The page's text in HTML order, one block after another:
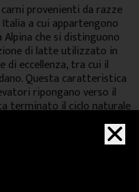
provenienti da razze
a cui appartengono
che si distinguono
di latte utilizzato in
di eccellenza, tra cui il
Questa caratteristica
ripongano verso il
terminato il ciclo naturale
semi brado e
ricca di mais e favino, ed
matura con una texture
particolarmente